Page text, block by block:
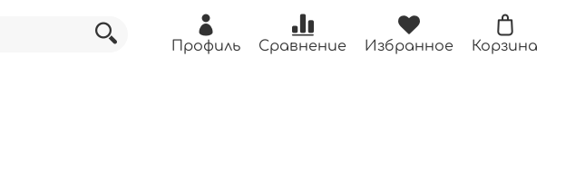
Профиль Сравнение Избранное Корзина